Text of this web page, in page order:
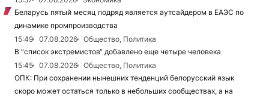
Беларусь пятый месяц подряд является аутсайдером в ЕАЭС по
динамике промпроизводства
15:49
07.08.2026
Общество, Политика
В “список экстремистов“ добавлено еще четыре человека
15:45
07.08.2026
Общество, Политика
ОПК: При сохранении нынешних тенденций белорусский язык
скоро может остаться только в небольших сообществах, а на